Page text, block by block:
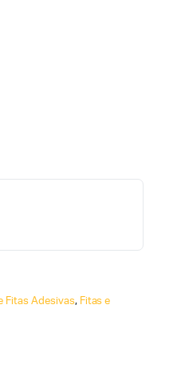
Fitas Adesivas, Fitas e